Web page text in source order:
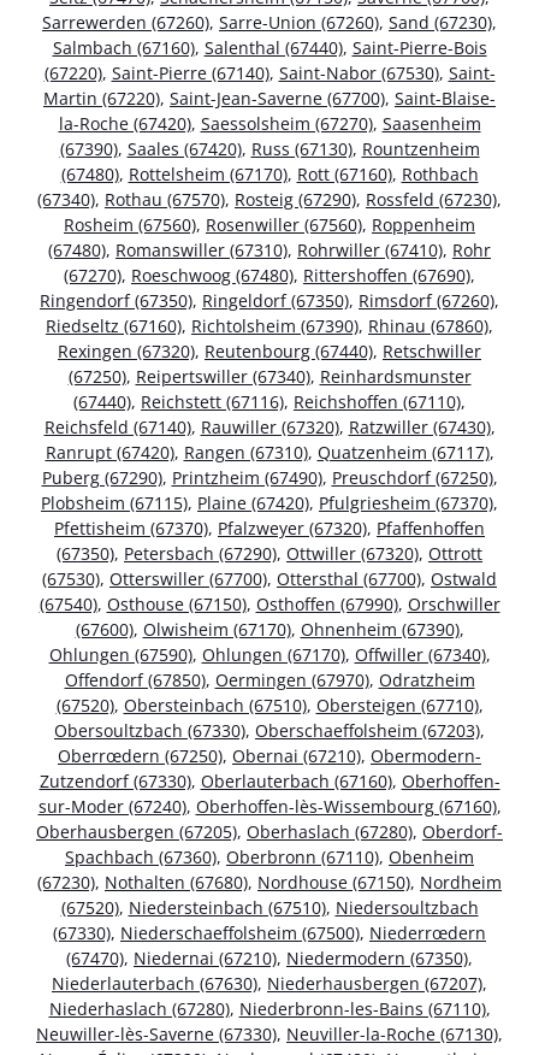
Sarrewerden (67260), Sarre-Union (67260), Sand (67230),
Salmbach (67160), Salenthal (67440), Saint-Pierre-Bois
(67220), Saint-Pierre (67140), Saint-Nabor (67530), Saint-
Martin (67220), Saint-Jean-Saverne (67700), Saint-Blaise-
la-Roche (67420), Saessolsheim (67270), Saasenheim
(67390), Saales (67420), Russ (67130), Rountzenheim
(67480), Rottelsheim (67170), Rott (67160), Rothbach
(67340), Rothau (67570), Rosteig (67290), Rossfeld (67230),
Rosheim (67560), Rosenwiller (67560), Roppenheim
(67480), Romanswiller (67310), Rohrwiller (67410), Rohr
(67270), Roeschwoog (67480), Rittershoffen (67690),
Ringendorf (67350), Ringeldorf (67350), Rimsdorf (67260),
Riedseltz (67160), Richtolsheim (67390), Rhinau (67860),
Rexingen (67320), Reutenbourg (67440), Retschwiller
(67250), Reipertswiller (67340), Reinhardsmunster
(67440), Reichstett (67116), Reichshoffen (67110),
Reichsfeld (67140), Rauwiller (67320), Ratzwiller (67430),
Ranrupt (67420), Rangen (67310), Quatzenheim (67117),
Puberg (67290), Printzheim (67490), Preuschdorf (67250),
Plobsheim (67115), Plaine (67420), Pfulgriesheim (67370),
Pfettisheim (67370), Pfalzweyer (67320), Pfaffenhoffen
(67350), Petersbach (67290), Ottwiller (67320), Ottrott
(67530), Otterswiller (67700), Ottersthal (67700), Ostwald
(67540), Osthouse (67150), Osthoffen (67990), Orschwiller
(67600), Olwisheim (67170), Ohnenheim (67390),
Ohlungen (67590), Ohlungen (67170), Offwiller (67340),
Offendorf (67850), Oermingen (67970), Odratzheim
(67520), Obersteinbach (67510), Obersteigen (67710),
Obersoultzbach (67330), Oberschaeffolsheim (67203),
Oberrœdern (67250), Obernai (67210), Obermodern-
Zutzendorf (67330), Oberlauterbach (67160), Oberhoffen-
sur-Moder (67240), Oberhoffen-lès-Wissembourg (67160),
Oberhausbergen (67205), Oberhaslach (67280), Oberdorf-
Spachbach (67360), Oberbronn (67110), Obenheim
(67230), Nothalten (67680), Nordhouse (67150), Nordheim
(67520), Niedersteinbach (67510), Niedersoultzbach
(67330), Niederschaeffolsheim (67500), Niederrœdern
(67470), Niedernai (67210), Niedermodern (67350),
Niederlauterbach (67630), Niederhausbergen (67207),
Niederhaslach (67280), Niederbronn-les-Bains (67110),
Neuwiller-lès-Saverne (67330), Neuviller-la-Roche (67130),